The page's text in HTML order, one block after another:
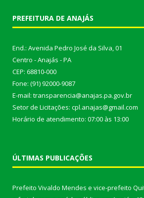
PREFEITURA DE ANAJÁS
End.: Avenida Pedro José da Silva, 01
Centro - Anajás - PA
CEP: 68810-000
Fone: (91) 92000-9087
E-mail: transparencia@anajas.pa.gov.br
Setor de Licitações: cpl.anajas@gmail.com
Horário de atendimento: 07:00 às 13:00
ÚLTIMAS PUBLICAÇÕES
Prefeito Vivaldo Mendes e vice-prefeito